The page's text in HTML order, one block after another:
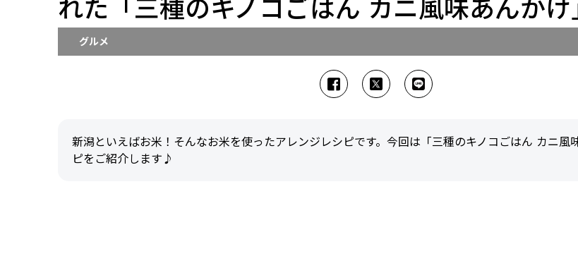
れた「三種のキノコごはん カニ風味あんかけ
グルメ
新潟といえばお米！そんなお米を使ったアレンジレシピです。今回は「三種のキノコごはん カニ風
ピをご紹介します♪